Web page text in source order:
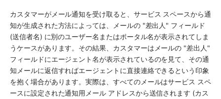
カスタマーがメール通知を受け取ると、サービス スペースから通
知が生成された方法によっては、メールの "差出人" フィールド
(送信者名) に別のユーザー名またはポータル名が表示されてしま
うケースがあります。その結果、カスタマーはメールの "差出人"
フィールドにエージェント名が表示されているのを見て、その通
知メールに返信すればエージェントに直接連絡できるという印象
を抱く場合があります。実際は、すべてのメールはサービス スペ
ースに設定された通知用メール アドレスから送信されます (カス